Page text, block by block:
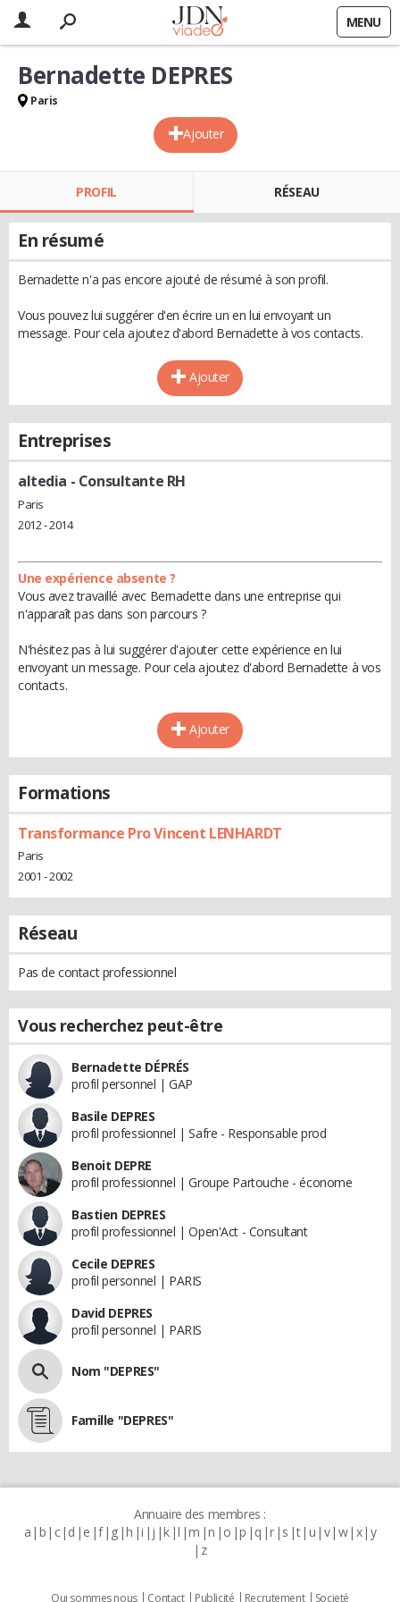
MENU
Ajouter
Bernadette DEPRES
Paris
PROFIL RÉSEAU
En résumé
Bernadette n'a pas encore ajouté de résumé à son profil.
Vous pouvez lui suggérer d'en écrire un en lui envoyant un
message. Pour cela ajoutez d'abord Bernadette à vos contacts.
Ajouter
Entreprises
altedia - Consultante RH
Paris
2012 - 2014
Une expérience absente ?
Vous avez travaillé avec Bernadette dans une entreprise qui
n'apparaît pas dans son parcours ?
N'hésitez pas à lui suggérer d'ajouter cette expérience en lui
envoyant un message. Pour cela ajoutez d'abord Bernadette à vos
contacts.
Ajouter
Formations
Transformance Pro Vincent LENHARDT
Paris
2001 - 2002
Réseau
Pas de contact professionnel
Vous recherchez peut-être
Bernadette DÉPRÉS
profil personnel | GAP
Basile DEPRES
profil professionnel | Safre - Responsable prod
Benoit DEPRE
profil professionnel | Groupe Partouche - économe
Bastien DEPRES
profil professionnel | Open'Act - Consultant
Cecile DEPRES
profil personnel | PARIS
David DEPRES
profil personnel | PARIS
Nom "DEPRES"
Famille "DEPRES"
Annuaire des membres :
a b c d e f g h i j k l m n o p q r s t u v w x y
z
Qui sommes nous Contact Publicité Recrutement Societé